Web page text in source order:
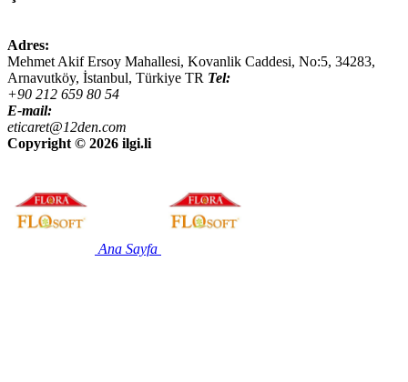
Adres:
Mehmet Akif Ersoy Mahallesi, Kovanlik Caddesi, No:5, 34283,
Arnavutköy, İstanbul, Türkiye TR Tel:
+90 212 659 80 54
E-mail:
eticaret@12den.com
Copyright © 2026 ilgi.li
Ana Sayfa